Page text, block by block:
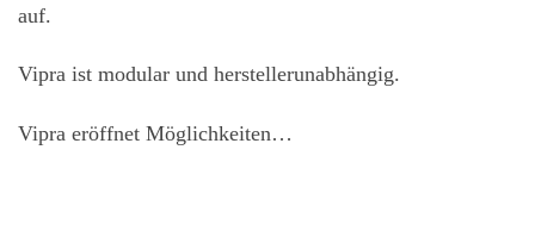
auf.
Vipra ist modular und herstellerunabhängig.
Vipra eröffnet Möglichkeiten…